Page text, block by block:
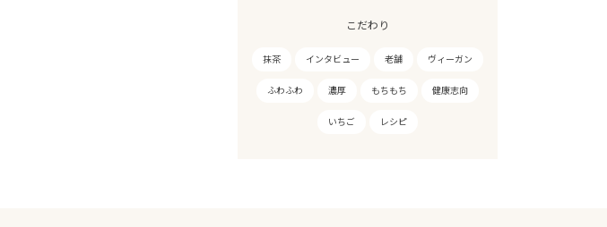
こだわり
抹茶 インタビュー 老舗 ヴィーガン
ふわふわ 濃厚 もちもち 健康志向
いちご レシピ